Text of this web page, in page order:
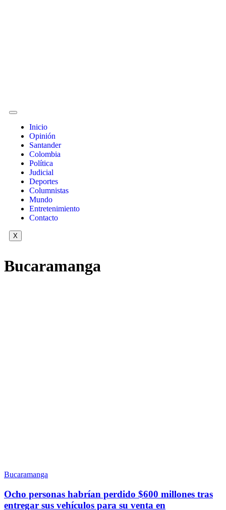
Inicio
Opinión
Santander
Colombia
Política
Judicial
Deportes
Columnistas
Mundo
Entretenimiento
Contacto
X
Bucaramanga
Bucaramanga
Ocho personas habrían perdido $600 millones tras
entregar sus vehículos para su venta en